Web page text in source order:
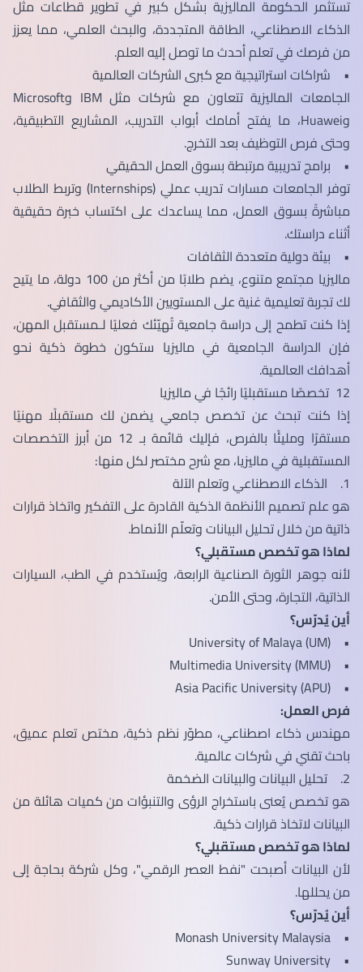
تستثمر الحكومة الماليزية بشكل كبير في تطوير قطاعات مثل
الذكاء الاصطناعي، الطاقة المتجددة، والبحث العلمي، مما يعزز
من فرصك في تعلم أحدث ما توصل إليه العلم.
• شراكات استراتيجية مع كبرى الشركات العالمية
الجامعات الماليزية تتعاون مع شركات مثل IBM وMicrosoft
وHuawei، ما يفتح أمامك أبواب التدريب، المشاريع التطبيقية،
وحتى فرص التوظيف بعد التخرج.
• برامج تدريبية مرتبطة بسوق العمل الحقيقي
توفر الجامعات مسارات تدريب عملي (Internships) وتربط الطلاب
مباشرةً بسوق العمل، مما يساعدك على اكتساب خبرة حقيقية
أثناء دراستك.
• بيئة دولية متعددة الثقافات
ماليزيا مجتمع متنوع، يضم طلابًا من أكثر من 100 دولة، ما يتيح
لك تجربة تعليمية غنية على المستويين الأكاديمي والثقافي.
إذا كنت تطمح إلى دراسة جامعية تُهيّئك فعليًا لـمستقبل المهن،
فإن الدراسة الجامعية في ماليزيا ستكون خطوة ذكية نحو
أهدافك العالمية.
12 تخصصًا مستقبليًا رائجًا في ماليزيا
إذا كنت تبحث عن تخصص جامعي يضمن لك مستقبلًا مهنيًا
مستقرًا ومليئًا بالفرص، فإليك قائمة بـ 12 من أبرز التخصصات
المستقبلية في ماليزيا، مع شرح مختصر لكل منها:
1. الذكاء الاصطناعي وتعلم الآلة
هو علم تصميم الأنظمة الذكية القادرة على التفكير واتخاذ قرارات
ذاتية من خلال تحليل البيانات وتعلّم الأنماط.
لماذا هو تخصص مستقبلي؟
لأنه جوهر الثورة الصناعية الرابعة، ويُستخدم في الطب، السيارات
الذاتية، التجارة، وحتى الأمن.
أين يُدرّس؟
• University of Malaya (UM)
• Multimedia University (MMU)
• Asia Pacific University (APU)
فرص العمل:
مهندس ذكاء اصطناعي، مطوّر نظم ذكية، مختص تعلم عميق،
باحث تقني في شركات عالمية.
2. تحليل البيانات والبيانات الضخمة
هو تخصص يُعنى باستخراج الرؤى والتنبؤات من كميات هائلة من
البيانات لاتخاذ قرارات ذكية.
لماذا هو تخصص مستقبلي؟
لأن البيانات أصبحت "نفط العصر الرقمي"، وكل شركة بحاجة إلى
من يحللها.
أين يُدرّس؟
• Monash University Malaysia
• Sunway University